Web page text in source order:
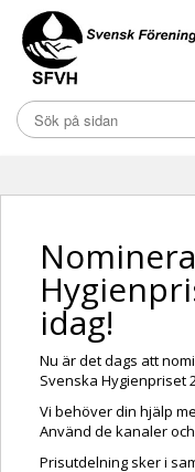
idag!
Nu är det dags att
Svenska Hygienpriset
Vi behöver din hjälp
Använd de kanaler
Prisutdelning sker i